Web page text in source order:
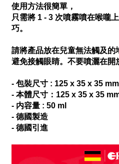
使用方法很簡單，
只需將 1 - 3 次噴霧噴在喉嚨
巧。
請將產品放在兒童無法觸及的
避免接觸眼睛。不要噴灑在開
- 包裝尺寸 : 125 x 35 x 35 mm
- 本體尺寸： 125 x 35 x 35
- 内容量 : 50 ml
- 德國製造
- 德國引進